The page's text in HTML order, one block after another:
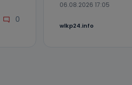
od
0
06.08.2026 17:05
wlkp24.info